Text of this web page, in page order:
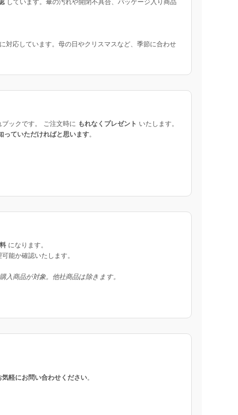
しています。傘の汚れや開閉不具合、パッケージ入り商品
対応しています。母の日やクリスマスなど、季節に合わせ
ックです。 ご注文時に もれなくプレゼント いたします。
っていただければと思います。
になります。
能か確認いたします。
商品が対象。他社商品は除きます。
軽にお問い合わせください。